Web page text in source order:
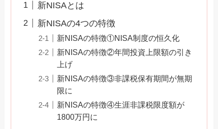
新NISAとは
新NISAの4つの特徴
新NISAの特徴①NISA制度の恒久化
新NISAの特徴②年間投資上限額の引き
上げ
新NISAの特徴③非課税保有期間が無期
限に
新NISAの特徴④生涯非課税限度額が
1800万円に